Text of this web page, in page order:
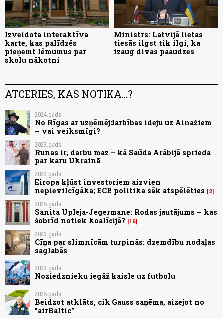
Izveidota interaktīva
karte, kas palīdzēs
pieņemt lēmumus par
skolu nākotni
Ministrs: Latvijā lietas
tiesās ilgst tik ilgi, ka
izaug divas paaudzes
ATCERIES, KAS NOTIKA...?
2024.gads
No Rīgas ar uzņēmējdarbības ideju uz Ainažiem
– vai veiksmīgi?
2023.gads
Runas ir, darbu maz – kā Saūda Arābijā sprieda
par karu Ukrainā
2023.gads
Eiropa kļūst investoriem aizvien
nepievilcīgāka; ECB politika sāk atspēlēties
2
2025.gads
Sanita Upleja-Jegermane: Rodas jautājums – kas
šobrīd notiek koalīcijā?
16
2023.gads
Cīņa par slimnīcām turpinās: dzemdību nodaļas
saglabās
2023.gads
Noziedznieku iegāž kaisle uz futbolu
2025.gads
Beidzot atklāts, cik Gauss saņēma, aizejot no
"airBaltic"